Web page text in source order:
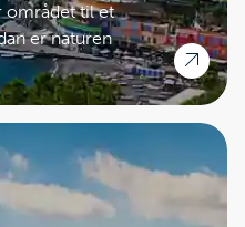
området til et
er naturen